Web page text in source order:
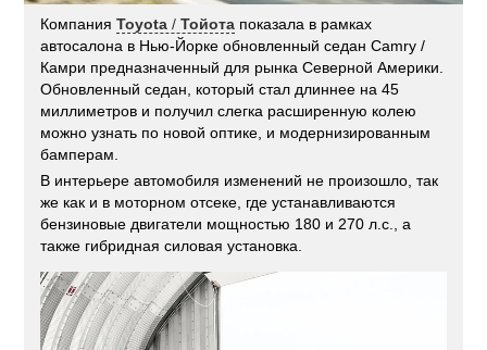
КомпанияToyota /Тойота показала в рамках
автосалона в Нью-Йорке обновленный седан Camry /
Камри предназначенный для рынка Северной Америки.
Обновленный седан, который стал длиннее на 45
миллиметров и получил слегка расширенную колею
можно узнать по новой оптике, и модернизированным
бамперам.
В интерьере автомобиля изменений не произошло, так
же как и в моторном отсеке, где устанавливаются
бензиновые двигатели мощностью 180 и 270 л.с., а
также гибридная силовая установка.